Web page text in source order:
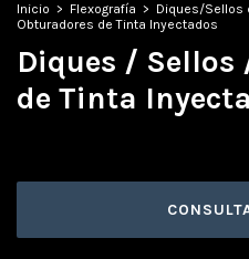
Inicio > Flexografía > Diques/Sellos
Obturadores de Tinta Inyectados
Diques /
de Tinta